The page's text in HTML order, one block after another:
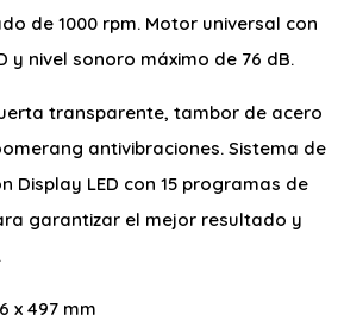
de 1000 rpm. Motor universal con
y nivel sonoro máximo de 76 dB.
transparente, tambor de acero
antivibraciones. Sistema de
Display LED con 15 programas de
garantizar el mejor resultado y
x 497 mm